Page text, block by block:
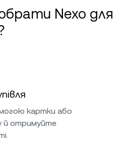
Nexo для
картки або
й отримуйте